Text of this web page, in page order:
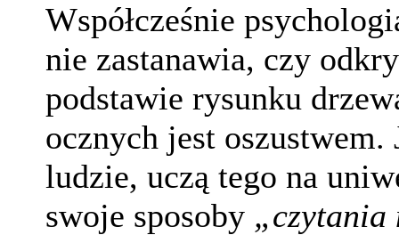
Współcześnie
nie zastanawia, czy
podstawie rysunku
ocznych jest
ludzie, uczą tego na
swoje sposoby „czytania